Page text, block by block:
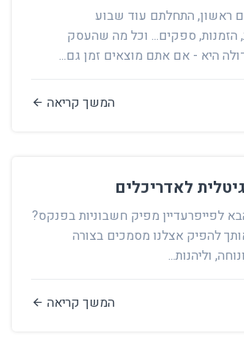
ראשון, התחלתם עוד שבוע
הזמנות, ספקים... וכל מה שהעסק
היא - אם אתם מוצאים זמן גם...
המשך קריאה
לאדריכלים
לפייפרעדיין מפיק חשבוניות בפנקס?
להפיק אצלנו מסמכים בצורה
וליהנות...
המשך קריאה